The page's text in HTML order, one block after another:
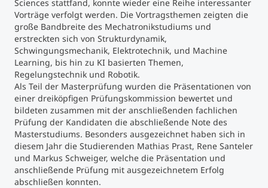
Sciences stattfand, konnte wieder eine Reihe interessanter
Vorträge verfolgt werden. Die Vortragsthemen zeigten die
große Bandbreite des Mechatronikstudiums und
erstreckten sich von Strukturdynamik,
Schwingungsmechanik, Elektrotechnik, und Machine
Learning, bis hin zu KI basierten Themen,
Regelungstechnik und Robotik.
Als Teil der Masterprüfung wurden die Präsentationen von
einer dreiköpfigen Prüfungskommission bewertet und
bildeten zusammen mit der anschließenden fachlichen
Prüfung der Kandidaten die abschließende Note des
Masterstudiums. Besonders ausgezeichnet haben sich in
diesem Jahr die Studierenden Mathias Prast, Rene Santeler
und Markus Schweiger, welche die Präsentation und
anschließende Prüfung mit ausgezeichnetem Erfolg
abschließen konnten.